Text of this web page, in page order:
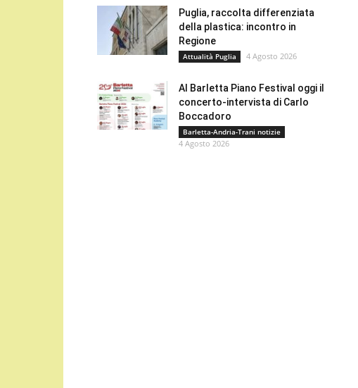
Puglia, raccolta differenziata
della plastica: incontro in
Regione
Attualità Puglia 4 Agosto 2026
Al Barletta Piano Festival oggi il
concerto-intervista di Carlo
Boccadoro
Barletta-Andria-Trani notizie
4 Agosto 2026